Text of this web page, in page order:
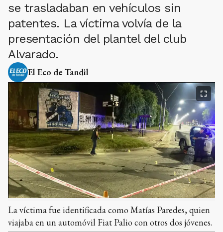
se trasladaban en vehículos sin
patentes. La víctima volvía de la
presentación del plantel del club
Alvarado.
El Eco de Tandil
La víctima fue identificada como Matías Paredes, quien
viajaba en un automóvil Fiat Palio con otros dos jóvenes.